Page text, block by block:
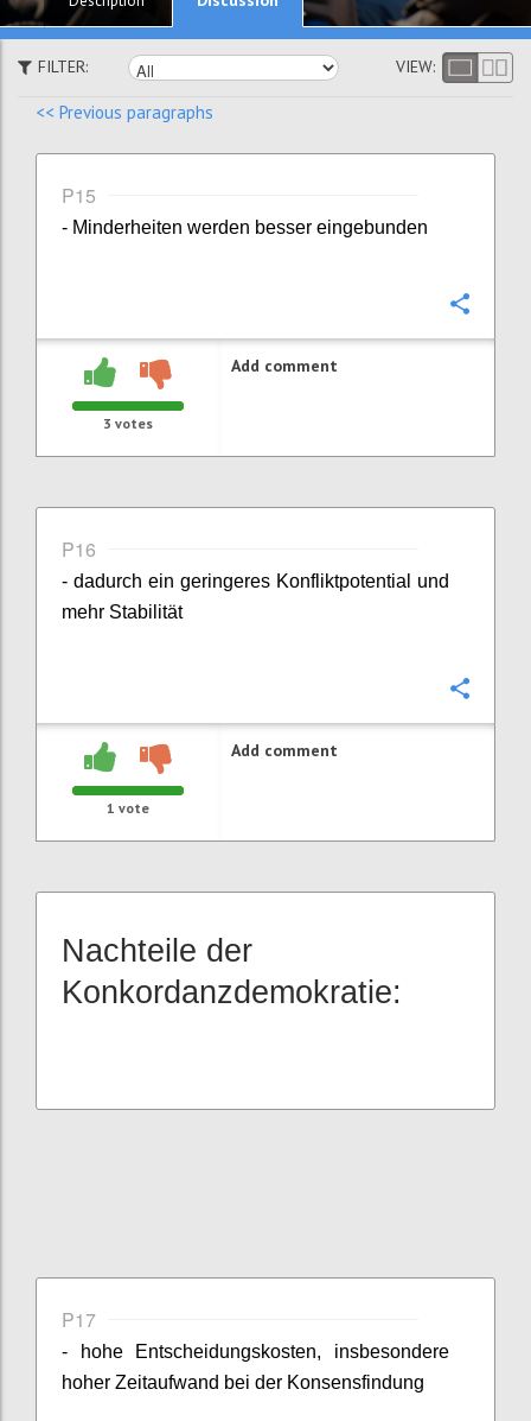
FILTER: VIEW:
<< Previous paragraphs
P15
- Minderheiten werden besser eingebunden
3 votes
Add comment
P16
- dadurch ein geringeres Konfliktpotential und
mehr Stabilität
1 vote
Add comment
Nachteile der
Konkordanzdemokratie:
P17
- hohe Entscheidungskosten, insbesondere
hoher Zeitaufwand bei der Konsensfindung